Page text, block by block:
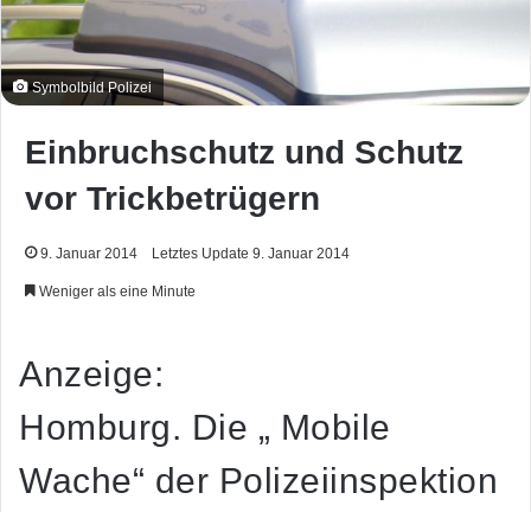
Symbolbild Polizei
Einbruchschutz und Schutz
vor Trickbetrügern
9. Januar 2014 Letztes Update 9. Januar 2014
Weniger als eine Minute
Anzeige:
Homburg. Die „ Mobile
Wache“ der Polizeiinspektion